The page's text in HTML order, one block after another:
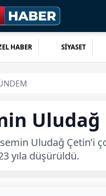
HABER SİYASET
Uludağ Çetin’i
yıla düşürüldü.